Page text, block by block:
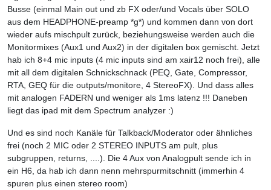
Busse (einmal Main out und zb FX oder/und Vocals über SOLO
aus dem HEADPHONE-preamp *g*) und kommen dann von dort
wieder aufs mischpult zurück, beziehungsweise werden auch die
Monitormixes (Aux1 und Aux2) in der digitalen box gemischt. Jetzt
hab ich 8+4 mic inputs (4 mic inputs sind am xair12 noch frei), alle
mit all dem digitalen Schnickschnack (PEQ, Gate, Compressor,
RTA, GEQ für die outputs/monitore, 4 StereoFX). Und dass alles
mit analogen FADERN und weniger als 1ms latenz !!! Daneben
liegt das ipad mit dem Spectrum analyzer :)
Und es sind noch Kanäle für Talkback/Moderator oder ähnliches
frei (noch 2 MIC oder 2 STEREO INPUTS am pult, plus
subgruppen, returns, ....). Die 4 Aux von Analogpult sende ich in
ein H6, da hab ich dann nenn mehrspurmitschnitt (immerhin 4
spuren plus einen stereo room)